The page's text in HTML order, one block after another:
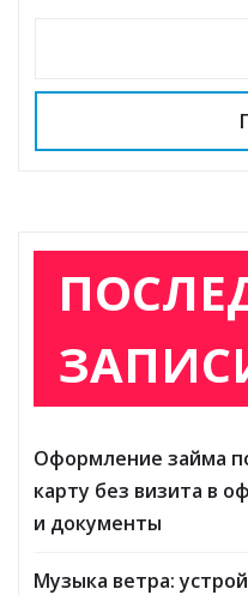
Оформление займа
карту без визита в
и документы
Музыка ветра: